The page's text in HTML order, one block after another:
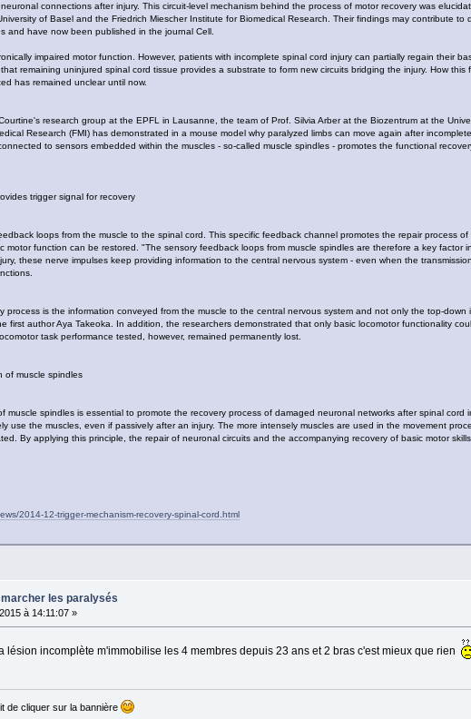
connections after injury. This circuit-level mechanism behind the process of motor recovery was
of Basel and the Friedrich Miescher Institute for Biomedical Research. Their findings may contribute to
and have now been published in the journal Cell.
impaired motor function. However, patients with incomplete spinal cord injury can partially regain their
remaining uninjured spinal cord tissue provides a substrate to form new circuits bridging the injury. How this
has remained unclear until now.
research group at the EPFL in Lausanne, the team of Prof. Silvia Arber at the Biozentrum at the
Research (FMI) has demonstrated in a mouse model why paralyzed limbs can move again after
to sensors embedded within the muscles - so-called muscle spindles - promotes the functional
trigger signal for recovery
loops from the muscle to the spinal cord. This specific feedback channel promotes the repair process
motor function can be restored. "The sensory feedback loops from muscle spindles are therefore a key factor
these nerve impulses keep providing information to the central nervous system - even when the
process is the information conveyed from the muscle to the central nervous system and not only the top-down
first author Aya Takeoka. In addition, the researchers demonstrated that only basic locomotor functionality
task performance tested, however, remained permanently lost.
of muscle spindles
muscle spindles is essential to promote the recovery process of damaged neuronal networks after spinal cord
use the muscles, even if passively after an injury. The more intensely muscles are used in the movement
By applying this principle, the repair of neuronal circuits and the accompanying recovery of basic motor
2014-12-trigger-mechanism-recovery-spinal-cord.html
les paralysés
à 14:11:07 »
lésion incomplète m'immobilise les 4 membres depuis 23 ans et 2 bras c'est mieux que rien
de cliquer sur la bannière